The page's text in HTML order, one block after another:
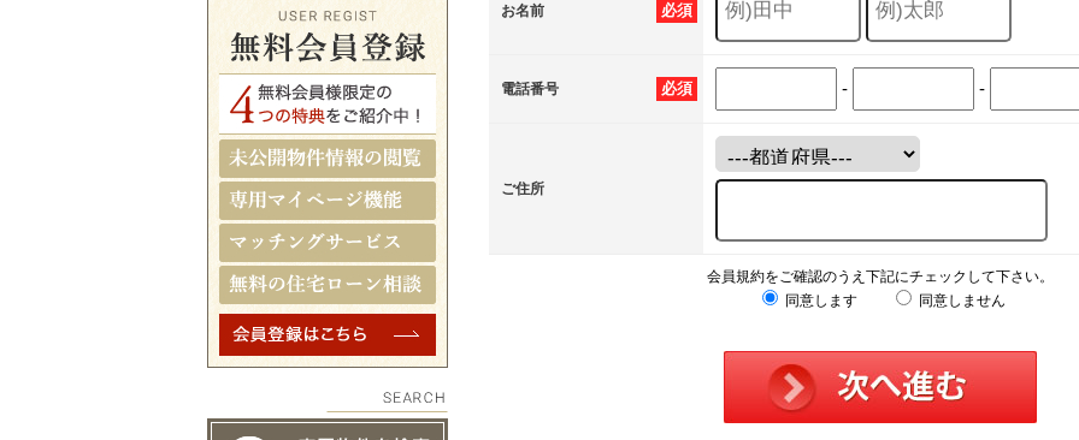
必須
お名前
必須
電話番号 - -
ご住所
会員規約をご確認のうえ下記にチェックして下さい。
同意します
同意しません